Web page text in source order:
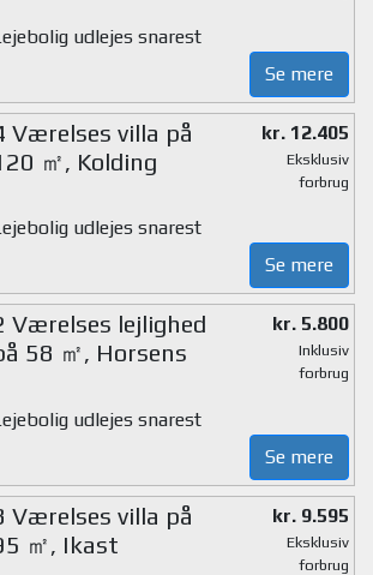
udlejes snarest
Se mere
Værelses villa på
㎡, Kolding
kr. 12.405
Eksklusiv
forbrug
udlejes snarest
Se mere
Værelses lejlighed
58 ㎡, Horsens
kr. 5.800
Inklusiv
forbrug
udlejes snarest
Se mere
Værelses villa på
㎡, Ikast
kr. 9.595
Eksklusiv
forbrug